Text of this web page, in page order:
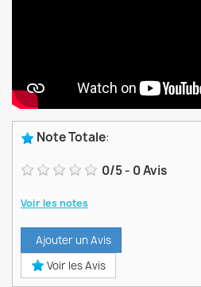
Note Totale:
0/5- 0Avis
Voir les notes
Ajouter un Avis
Voir les Avis